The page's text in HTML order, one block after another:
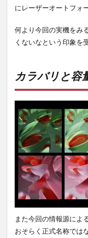
にレーザーオートフォ
何より今回の実機をみ
くないなという印象を
カラバリと容
また今回の情報源によ
おそらく正式名称では